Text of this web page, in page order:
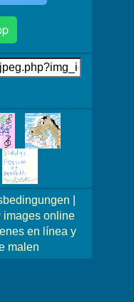
images online
en línea y
malen